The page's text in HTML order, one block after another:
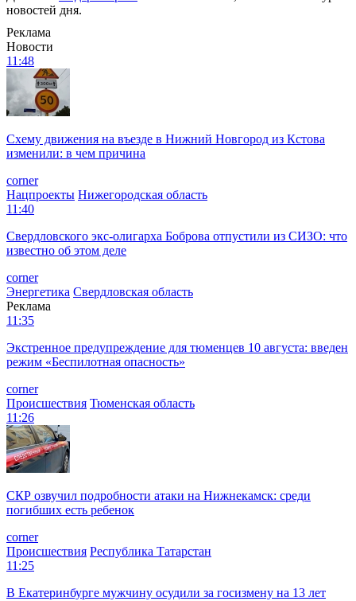
новостей дня.
Реклама
Новости
11:48
Схему движения на въезде в Нижний Новгород из Кстова
изменили: в чем причина
corner
Нацпроекты Нижегородская область
11:40
Свердловского экс-олигарха Боброва отпустили из СИЗО: что
известно об этом деле
corner
Энергетика Свердловская область
Реклама
11:35
Экстренное предупреждение для тюменцев 10 августа: введен
режим «Беспилотная опасность»
corner
Происшествия Тюменская область
11:26
СКР озвучил подробности атаки на Нижнекамск: среди
погибших есть ребенок
corner
Происшествия Республика Татарстан
11:25
В Екатеринбурге мужчину осудили за госизмену на 13 лет